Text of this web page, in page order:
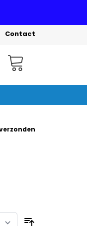
Contact
Winkelwagen